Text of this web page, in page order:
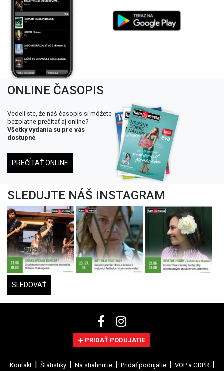
ONLINE ČASOPIS
Vedeli ste, že náš časopis si môžete
bezplatne prečítať aj online?
Všetky vydania su pre vás
dostupné
PREČÍTAŤ ONLINE
SLEDUJTE NÁŠ INSTAGRAM
SLEDOVAŤ
PRIDAŤ PODUJATIE
Kontakt Štatistiky Na stiahnutie Pridať podujatie VOP a GDPR